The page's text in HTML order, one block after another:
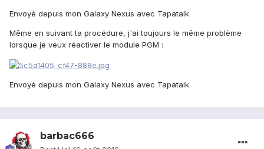
Envoyé depuis mon Galaxy Nexus avec Tapatalk
Même en suivant ta procédure, j'ai toujours le même problème
lorsque je veux réactiver le module PGM :
Envoyé depuis mon Galaxy Nexus avec Tapatalk
barbac666